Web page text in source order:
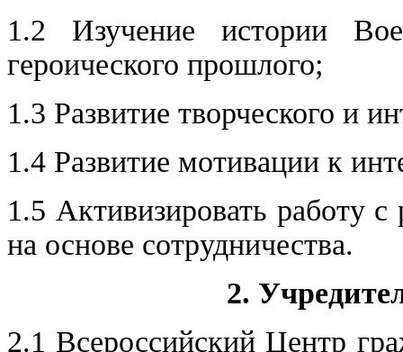
1.2 Изучение истории
героического прошлого;
1.3 Развитие творческого и
1.4 Развитие мотивации к
1.5 Активизировать работу
на основе сотрудничества.
2.
2.1 Всероссийский Центр